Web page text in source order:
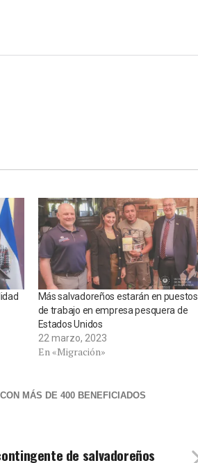
Más salvadoreños estarán en puestos
de trabajo en empresa pesquera de
Estados Unidos
22 marzo, 2023
En «Migración»
CON MÁS DE 400 BENEFICIADOS
de salvadoreños